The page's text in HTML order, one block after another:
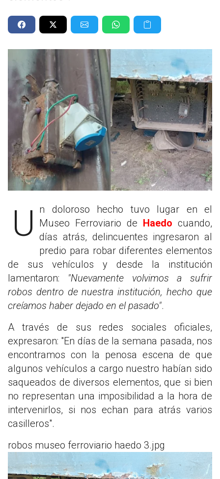
Un doloroso hecho tuvo lugar en el Museo Ferroviario de Haedo cuando,
días atrás, delincuentes ingresaron al
predio para robar diferentes elementos
de sus vehículos y desde la institución
lamentaron: "Nuevamente volvimos a sufrir
robos dentro de nuestra institución, hecho que
creíamos haber dejado en el pasado".
A través de sus redes sociales oficiales,
expresaron: "En días de la semana pasada, nos
encontramos con la penosa escena de que
algunos vehículos a cargo nuestro habían sido
saqueados de diversos elementos, que si bien
no representan una imposibilidad a la hora de
intervenirlos, si nos echan para atrás varios
casilleros".
robos museo ferroviario haedo 3.jpg